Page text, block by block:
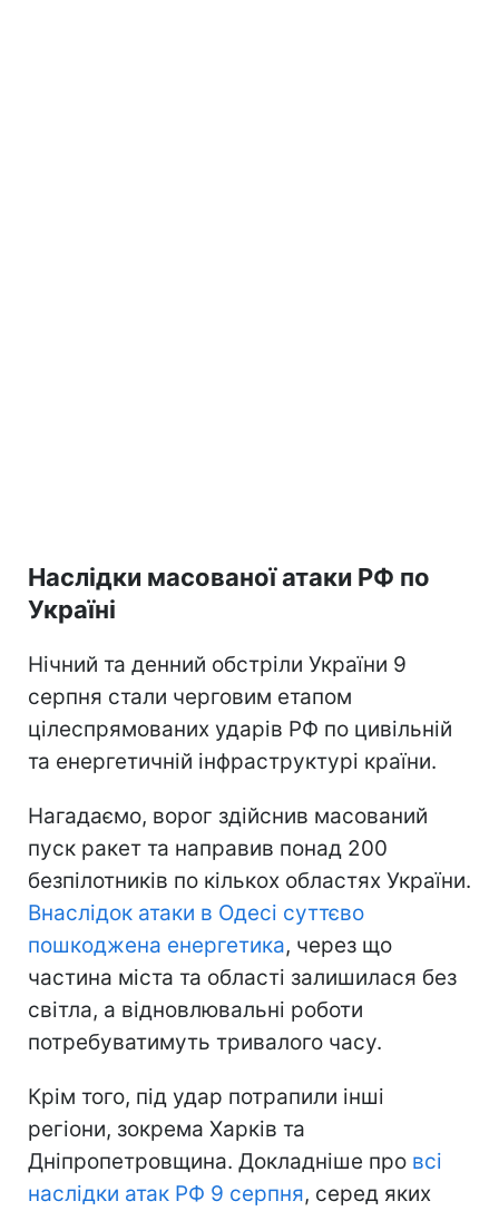
Наслідки масованої атаки РФ по
Україні
Нічний та денний обстріли України 9
серпня стали черговим етапом
цілеспрямованих ударів РФ по цивільній
та енергетичній інфраструктурі країни.
Нагадаємо, ворог здійснив масований
пуск ракет та направив понад 200
безпілотників по кількох областях України.
Внаслідок атаки в Одесі суттєво
пошкоджена енергетика, через що
частина міста та області залишилася без
світла, а відновлювальні роботи
потребуватимуть тривалого часу.
Крім того, під удар потрапили інші
регіони, зокрема Харків та
Дніпропетровщина. Докладніше про всі
наслідки атак РФ 9 серпня, серед яких